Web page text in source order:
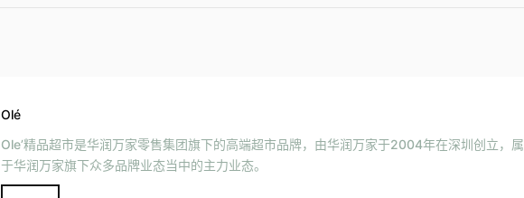
Olé
Ole’精品超市是华润万家零售集团旗下的高端超市品牌，由华润万家于2004年在深圳创立，属
于华润万家旗下众多品牌业态当中的主力业态。